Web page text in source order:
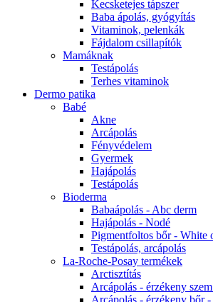
Kecsketejes tápszer
Baba ápolás, gyógyítás
Vitaminok, pelenkák
Fájdalom csillapítók
Mamáknak
Testápolás
Terhes vitaminok
Dermo patika
Babé
Akne
Arcápolás
Fényvédelem
Gyermek
Hajápolás
Testápolás
Bioderma
Babaápolás - Abc derm
Hajápolás - Nodé
Pigmentfoltos bőr - White
Testápolás, arcápolás
La-Roche-Posay termékek
Arctisztítás
Arcápolás - érzékeny
Arcápolás - érzékeny bőr